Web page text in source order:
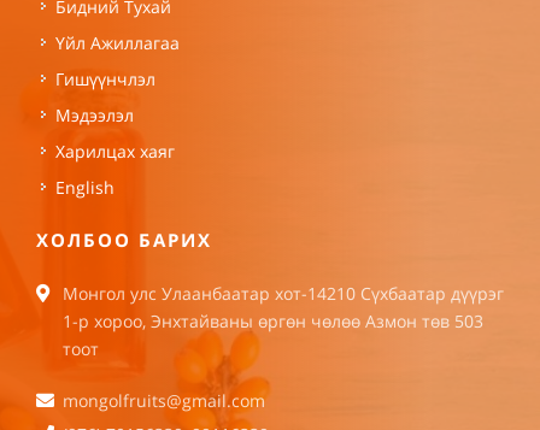
Бидний Тухай
Үйл Ажиллагаа
Гишүүнчлэл
Мэдээлэл
Харилцах хаяг
English
ХОЛБОО БАРИХ
Монгол улс Улаанбаатар хот-14210 Сүхбаатар дүүрэг
1-р хороо, Энхтайваны өргөн чөлөө Азмон төв 503
тоот
mongolfruits@gmail.com